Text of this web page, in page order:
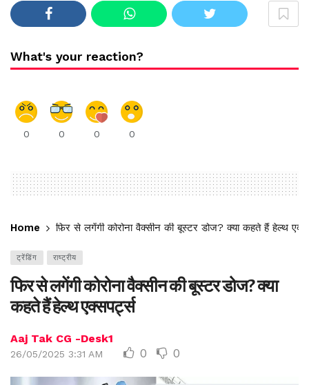
What's your reaction?
0 0 0 0
Home फिर से लगेंगी कोरोना वैक्सीन की बूस्टर डोज? क्या कहते हैं हेल्थ
ट्रेंडिंग राष्ट्रीय
फिर से लगेंगी कोरोना वैक्सीन की बूस्टर डोज? क्या
कहते हैं हेल्थ एक्सपर्ट्स
Aaj Tak CG -Desk1
26/05/2025 3:31 AM 0 0